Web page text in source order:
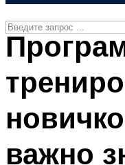
СТИЛИ ПЛАВАНЬЯ
ПЛАВАНЬЕ ДЛЯ
БАССЕЙН ДЛЯ
важно